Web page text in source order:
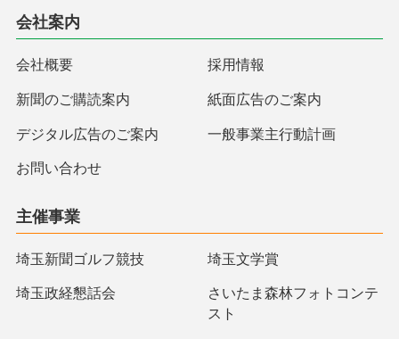
会社案内
会社概要 採用情報
新聞のご購読案内 紙面広告のご案内
デジタル広告のご案内 一般事業主行動計画
お問い合わせ
主催事業
埼玉新聞ゴルフ競技 埼玉文学賞
埼玉政経懇話会
さいたま森林フォトコンテ
スト